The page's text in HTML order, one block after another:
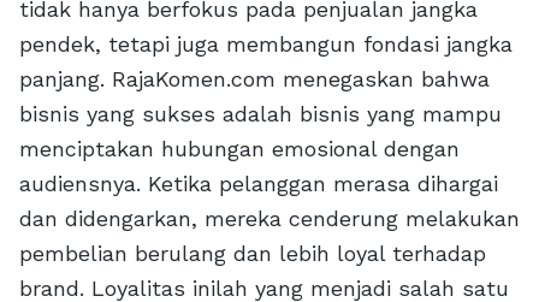
tidak hanya berfokus pada penjualan jangka
pendek, tetapi juga membangun fondasi jangka
panjang. RajaKomen.com menegaskan bahwa
bisnis yang sukses adalah bisnis yang mampu
menciptakan hubungan emosional dengan
audiensnya. Ketika pelanggan merasa dihargai
dan didengarkan, mereka cenderung melakukan
pembelian berulang dan lebih loyal terhadap
brand. Loyalitas inilah yang menjadi salah satu